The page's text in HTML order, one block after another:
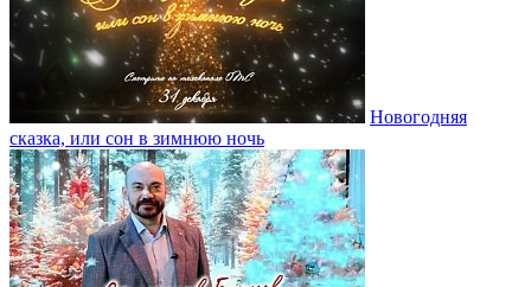
Новогодняя
сказка, или сон в зимнюю ночь